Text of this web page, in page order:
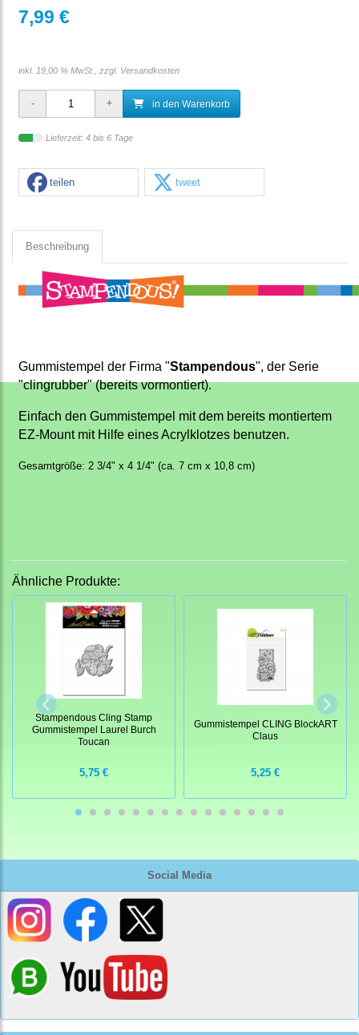
Social Media
7,99 €
inkl. 19,00 % MwSt., zzgl. Versandkosten
in den Warenkorb
Lieferzeit: 4 bis 6 Tage
teilen tweet
Beschreibung
Gummistempel der Firma "Stampendous", der Serie
"clingrubber" (bereits vormontiert).
Einfach den Gummistempel mit dem bereits montiertem
EZ-Mount mit Hilfe eines Acrylklotzes benutzen.
Gesamtgröße: 2 3/4" x 4 1/4" (ca. 7 cm x 10,8 cm)
Ähnliche Produkte:
Stampendous Cling Stamp
Gummistempel Laurel Burch
Toucan
5,75 €
Gummistempel CLING BlockART
Claus
5,25 €